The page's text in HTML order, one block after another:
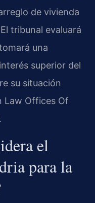
de vivienda
tribunal evaluará
una
superior del
su situación
Law Offices Of
el
para la